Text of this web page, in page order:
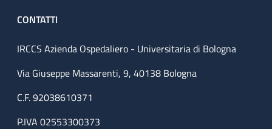
CONTATTI
IRCCS Azienda Ospedaliero - Universitaria di Bologna
Via Giuseppe Massarenti, 9, 40138 Bologna
C.F. 92038610371
P.IVA 02553300373